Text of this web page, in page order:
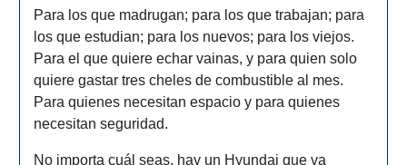
Para los que madrugan; para los que trabajan; para
los que estudian; para los nuevos; para los viejos.
Para el que quiere echar vainas, y para quien solo
quiere gastar tres cheles de combustible al mes.
Para quienes necesitan espacio y para quienes
necesitan seguridad.
No importa cuál seas, hay un Hyundai que va